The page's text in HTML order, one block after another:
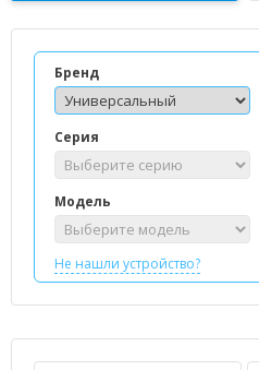
Бренд
Серия
Модель
Не нашли устройство?